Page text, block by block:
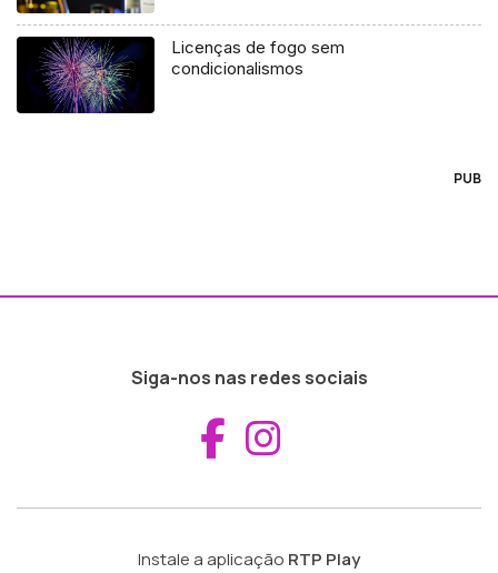
Licenças de fogo sem
condicionalismos
PUB
Siga-nos nas redes sociais
Aceder ao
Instale a aplicação RTP Play